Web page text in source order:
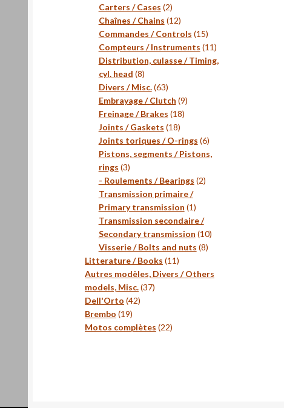
Carters / Cases 22
produits
Chaînes / Chains 1212
produits
Commandes / Controls 1515
produits
Compteurs / Instruments 1111
produits
Distribution, culasse / Timing,
cyl. head 88
produits
Divers / Misc. 6363
produits
Embrayage / Clutch 99
Freinage / Brakes 1818
Joints / Gaskets 1818
produits
Joints toriques / O-rings 66
produits
Pistons, segments / Pistons,
rings 33
produits
- Roulements / Bearings 22
Transmission primaire /
Primary transmission 11
produit
Transmission secondaire /
Secondary transmission 1010
Visserie / Bolts and nuts 88
Litterature / Books 1111
produits
Autres modèles, Divers / Others
models, Misc. 3737
Dell'Orto 4242
Brembo 1919
produits
Motos complètes 2222